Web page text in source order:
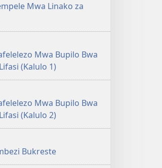
Mwa Linako za
Mwa Bupilo Bwa
(Kalulo 1)
Mwa Bupilo Bwa
(Kalulo 2)
Bukreste